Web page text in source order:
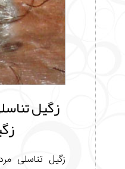
زگیل
زگیل تناسلی